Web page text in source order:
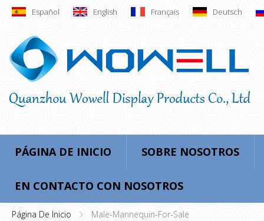
Español English Français Deutsch
PÁGINA DE INICIO SOBRE NOSOTROS
EN CONTACTO CON NOSOTROS
Página De Inicio Male-Mannequin-For-Sale